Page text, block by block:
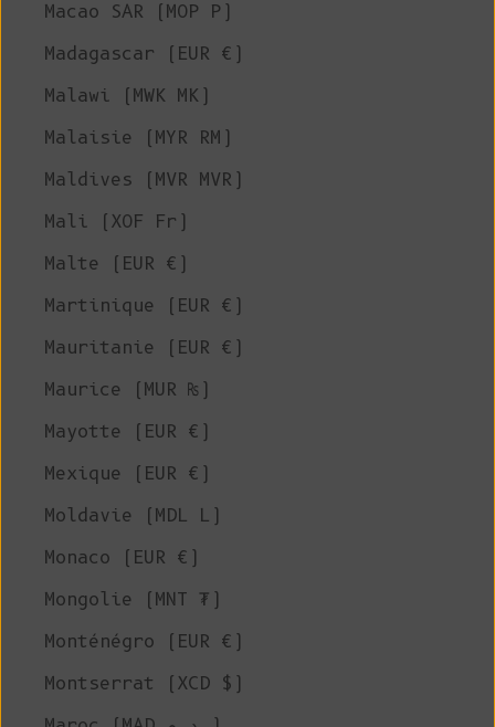
Macao SAR (MOP P)
Madagascar (EUR €)
Malawi (MWK MK)
Malaisie (MYR RM)
Maldives (MVR MVR)
Mali (XOF Fr)
Malte (EUR €)
Martinique (EUR €)
Mauritanie (EUR €)
Maurice (MUR ₨)
Mayotte (EUR €)
Mexique (EUR €)
Moldavie (MDL L)
Monaco (EUR €)
Mongolie (MNT ₮)
Monténégro (EUR €)
Montserrat (XCD $)